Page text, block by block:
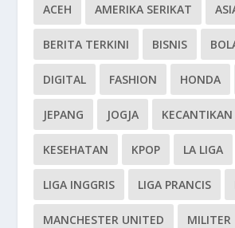
ACEH AMERIKA SERIKAT
BERITA TERKINI BISNIS
DIGITAL FASHION HONDA
JEPANG JOGJA KECANTIKAN
KESEHATAN KPOP LA LIGA
LIGA INGGRIS LIGA PRANCIS
MANCHESTER UNITED MILITER